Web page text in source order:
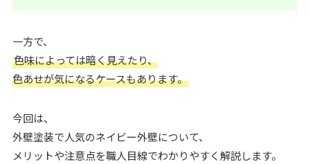
一方で、
色味によっては暗く見えたり、
色あせが気になるケースもあります。
今回は、
外壁塗装で人気のネイビー外壁について、
メリットや注意点を職人目線でわかりやすく解説します。